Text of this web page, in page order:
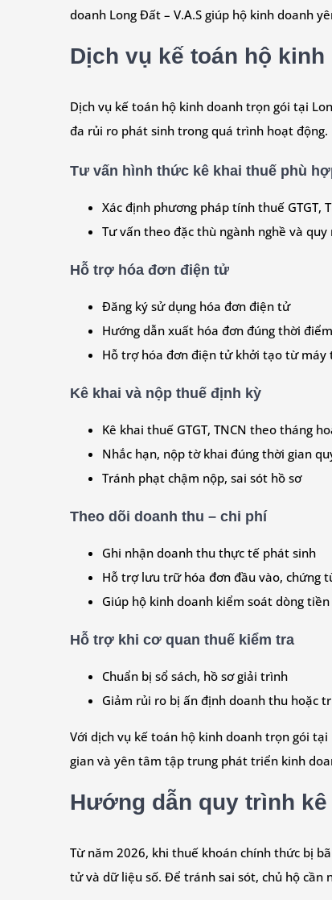
doanh Long Đất – V.A.S giúp hộ kinh doanh
Dịch vụ kế toán hộ
Dịch vụ kế toán hộ kinh doanh trọn gói tại
đa rủi ro phát sinh trong quá trình hoạt động.
Tư vấn hình thức kê khai thuế phù
Xác định phương pháp tính thuế GTGT,
Tư vấn theo đặc thù ngành nghề và
Hỗ trợ hóa đơn điện tử
Đăng ký sử dụng hóa đơn điện tử
Hướng dẫn xuất hóa đơn đúng thời
Hỗ trợ hóa đơn điện tử khởi tạo từ máy
Kê khai và nộp thuế định kỳ
Kê khai thuế GTGT, TNCN theo tháng
Nhắc hạn, nộp tờ khai đúng thời gian
Tránh phạt chậm nộp, sai sót hồ sơ
Theo dõi doanh thu – chi phí
Ghi nhận doanh thu thực tế phát sinh
Hỗ trợ lưu trữ hóa đơn đầu vào, chứng
Giúp hộ kinh doanh kiểm soát dòng
Hỗ trợ khi cơ quan thuế kiểm tra
Chuẩn bị sổ sách, hồ sơ giải trình
Giảm rủi ro bị ấn định doanh thu hoặc
Với dịch vụ kế toán hộ kinh doanh trọn gói
gian và yên tâm tập trung phát triển kinh
Hướng dẫn quy trình
Từ năm 2026, khi thuế khoán chính thức bị
tử và dữ liệu số. Để tránh sai sót, chủ hộ cần